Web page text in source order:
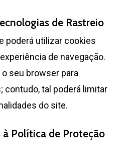
de Rastreio
poderá utilizar cookies
de navegação.
seu browser para
contudo, tal poderá limitar
do site.
à Política de Proteção